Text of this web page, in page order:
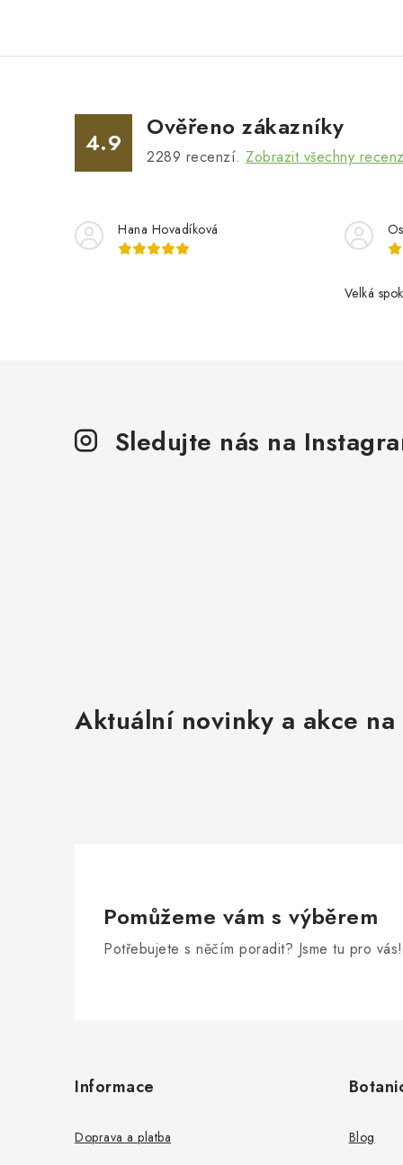
a
í
p
r
k
y
u
4.9
Ověřeno zákazníky
2289 recenzí. Zobrazit všechny
Hana Hovadíková
Velká
Sledujte nás na
Aktuální novinky a akce na
Pomůžeme vám s výběrem
Potřebujete s něčím poradit? Jsme tu pro vás!
Informace
Doprava a platba
Blog